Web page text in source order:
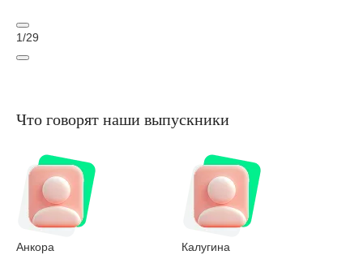
1/29
Что говорят наши выпускники
Анкора
Калугина